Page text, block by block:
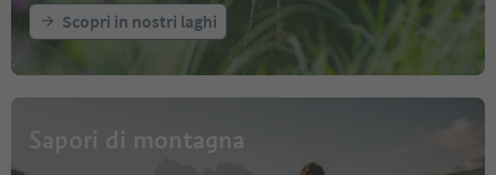
Scopri in nostri laghi
Sapori di montagna